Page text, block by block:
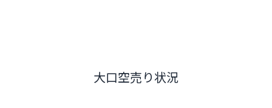
大口空売り状況